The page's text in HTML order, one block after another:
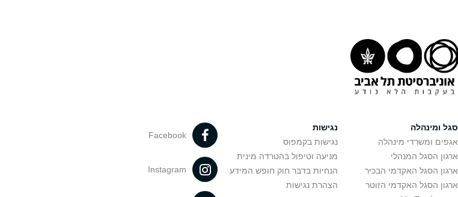
סגל ומינהלה
אגפים ומשרדי מינהלה
ארגון הסגל המנהלי
ארגון הסגל האקדמי הבכיר
ארגון הסגל האקדמי הזוטר
נגישות
נגישות בקמפוס
מניעה וטיפול בהטרדה מינית
הנחיות בדבר חוק חופש המידע
הצהרת נגישות
Facebook
Instagram